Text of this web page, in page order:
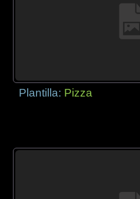
Plantilla: Pizza